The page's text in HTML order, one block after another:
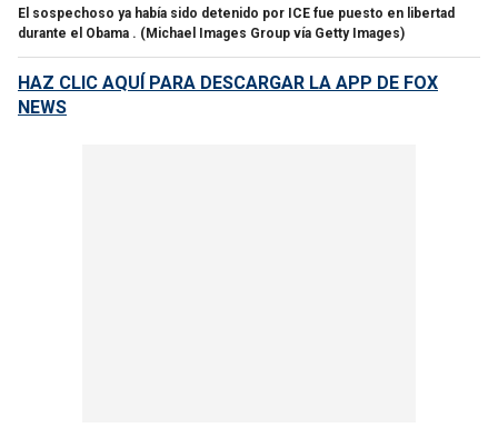
El sospechoso ya había sido detenido por ICE fue puesto en libertad
durante el Obama . (Michael Images Group vía Getty Images)
HAZ CLIC AQUÍ PARA DESCARGAR LA APP DE FOX
NEWS